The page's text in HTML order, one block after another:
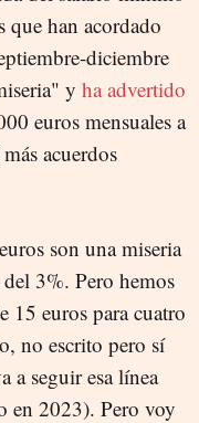
han acordado
diciembre
y ha advertido
euros mensuales a
acuerdos
son una miseria
3%. Pero hemos
15 euros para cuatro
no escrito pero sí
a seguir esa línea
en 2023). Pero voy